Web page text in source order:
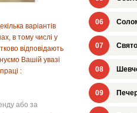
варіантів
в тому числі у
відповідають
Вашій увазі
:
або за
06
07
08
09